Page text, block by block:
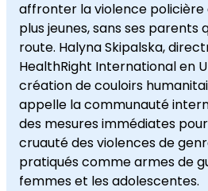
affronter la violence policière
plus jeunes, sans ses parents
route. Halyna Skipalska,
HealthRight International en
création de couloirs
appelle la communauté
des mesures immédiates
cruauté des violences de
pratiqués comme armes de
femmes et les adolescentes.